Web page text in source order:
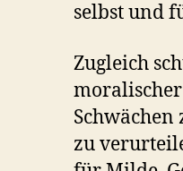
selbst und
Zugleich
zu